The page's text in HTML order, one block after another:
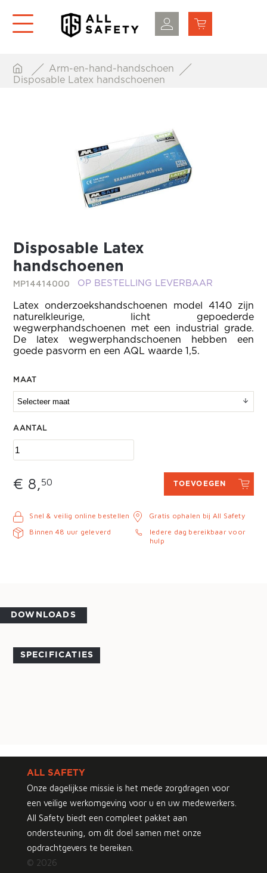
Arm-en-hand-handschoen
Disposable Latex handschoenen
Disposable Latex
handschoenen
MP14414000 OP BESTELLING LEVERBAAR
Latex onderzoekshandschoenen model 4140 zijn
naturelkleurige, licht gepoederde
wegwerphandschoenen met een industrial grade.
De latex wegwerphandschoenen hebben een
goede pasvorm en een AQL waarde 1,5.
MAAT
AANTAL
€ 8,50 TOEVOEGEN
Snel & veilig online bestellen
Binnen 48 uur geleverd
Gratis ophalen bij All Safety
Iedere dag bereikbaar voor
hulp
DOWNLOADS
SPECIFICATIES
ALL SAFETY
Onze dagelijkse missie is het mede zorgdragen voor
een veilige werkomgeving voor u en uw medewerkers.
All Safety biedt een compleet pakket aan
ondersteuning, om dit doel samen met onze
opdrachtgevers te bereiken.
© 2026